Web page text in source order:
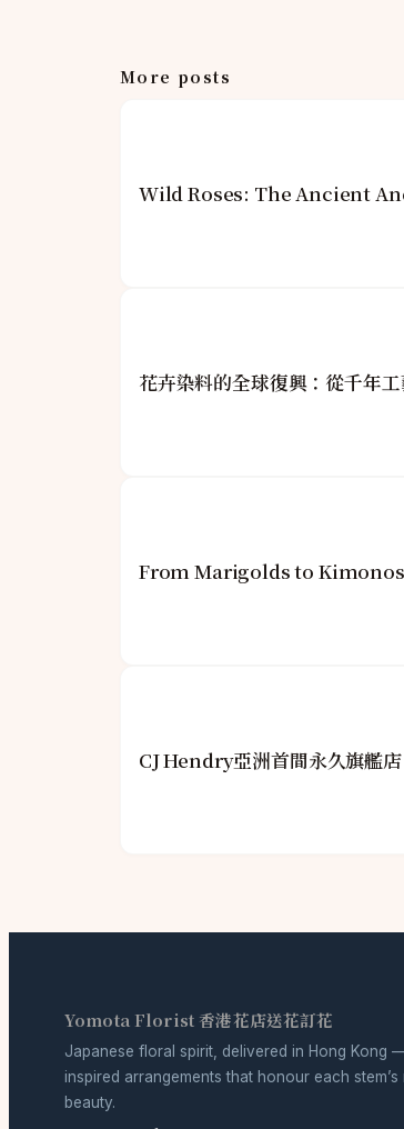
More posts
Wild Roses: The Ancient
花卉染料的全球復興：從千年
From Marigolds to
CJ Hendry亞洲首間永久旗艦
Yomota Florist 香港花店送花訂花
Japanese floral spirit, delivered in Hong Kong
inspired arrangements that honour each stem’s
beauty.